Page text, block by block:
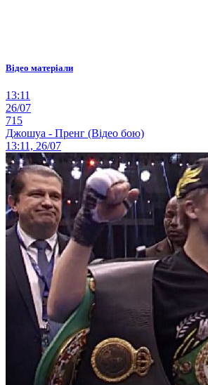
Відео матеріали
13:11
26/07
715
Джошуа - Пренг (Відео бою)
13:11, 26/07